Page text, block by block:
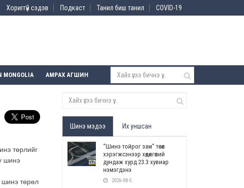
Хориггүй сэдэв Подкаст Танил биш танил COVID-19
MONGOLIA АМРАХ АГШИН
төрлийг
шинэ
шинэ төрөл
Шинэ мэдээ Их уншсан
“Шинэ тойрог зам” төсөл
хэрэгжсэнээр хөдөлгөөний
дундаж хурд 23.3 хувиар
нэмэгдэнэ
2026-08-5